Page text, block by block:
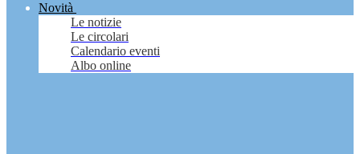
Novità
Le notizie
Le circolari
Calendario eventi
Albo online